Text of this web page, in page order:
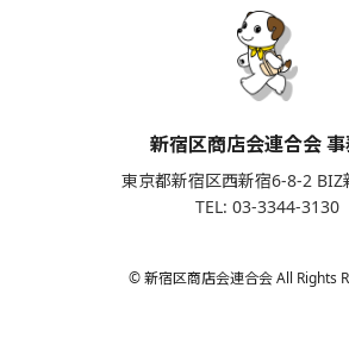
新宿区商店会連合会
東京都新宿区西新宿6-8-2 BIZ
TEL: 03-3344-3130
© 新宿区商店会連合会 All Rights